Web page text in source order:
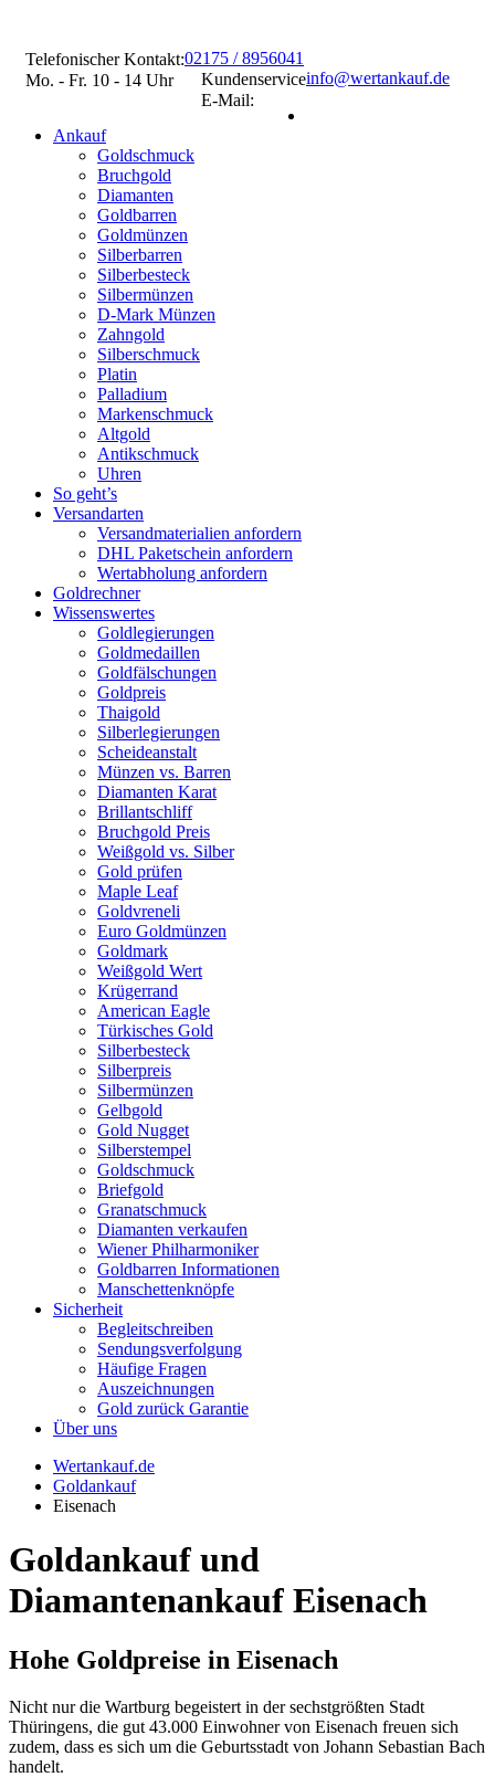
Telefonischer Kontakt:
Mo. - Fr. 10 - 14 Uhr
02175 / 8956041
Kundenservice
E-Mail:
info@wertankauf.de
Ankauf
Goldschmuck
Bruchgold
Diamanten
Goldbarren
Goldmünzen
Silberbarren
Silberbesteck
Silbermünzen
D-Mark Münzen
Zahngold
Silberschmuck
Platin
Palladium
Markenschmuck
Altgold
Antikschmuck
Uhren
So geht’s
Versandarten
Versandmaterialien anfordern
DHL Paketschein anfordern
Wertabholung anfordern
Goldrechner
Wissenswertes
Goldlegierungen
Goldmedaillen
Goldfälschungen
Goldpreis
Thaigold
Silberlegierungen
Scheideanstalt
Münzen vs. Barren
Diamanten Karat
Brillantschliff
Bruchgold Preis
Weißgold vs. Silber
Gold prüfen
Maple Leaf
Goldvreneli
Euro Goldmünzen
Goldmark
Weißgold Wert
Krügerrand
American Eagle
Türkisches Gold
Silberbesteck
Silberpreis
Silbermünzen
Gelbgold
Gold Nugget
Silberstempel
Goldschmuck
Briefgold
Granatschmuck
Diamanten verkaufen
Wiener Philharmoniker
Goldbarren Informationen
Manschettenknöpfe
Sicherheit
Begleitschreiben
Sendungsverfolgung
Häufige Fragen
Auszeichnungen
Gold zurück Garantie
Über uns
Wertankauf.de
Goldankauf
Eisenach
Goldankauf und
Diamantenankauf Eisenach
Hohe Goldpreise in Eisenach
Nicht nur die Wartburg begeistert in der sechstgrößten Stadt
Thüringens, die gut 43.000 Einwohner von Eisenach freuen sich
zudem, dass es sich um die Geburtsstadt von Johann Sebastian Bach
handelt.